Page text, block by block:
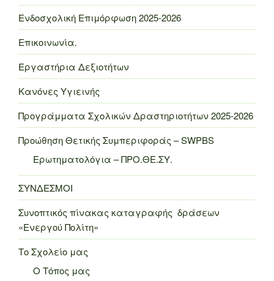
Ενδοσχολική Επιμόρφωση 2025-2026
Επικοινωνία.
Εργαστήρια Δεξιοτήτων
Κανόνες Υγιεινής
Προγράμματα Σχολικών Δραστηριοτήτων 2025-2026
Προώθηση Θετικής Συμπεριφοράς – SWPBS
Ερωτηματολόγια – ΠΡΟ.ΘΕ.ΣΥ.
ΣΥΝΔΕΣΜΟΙ
Συνοπτικός πίνακας καταγραφής δράσεων
«Ενεργού Πολίτη»
Το Σχολείο μας
Ο Τόπος μας